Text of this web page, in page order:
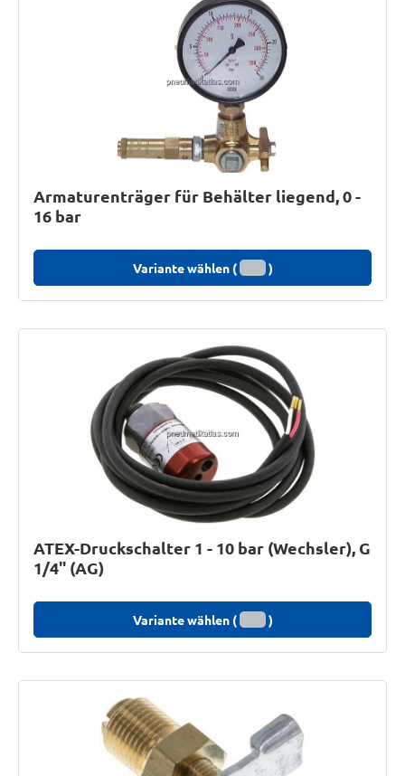
Armaturenträger für Behälter liegend, 0 -
16 bar
Variante wählen ( )
ATEX-Druckschalter 1 - 10 bar (Wechsler), G
1/4" (AG)
Variante wählen ( )